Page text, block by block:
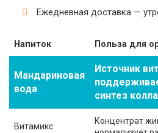
Ежедневная доставка —
Напиток Польза для
Мандариновая
вода
Источник
синтез
Витамикс
Концентрат